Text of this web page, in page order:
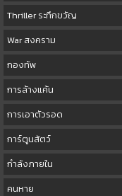
Thriller ระทึกขวัญ
War สงคราม
กองทัพ
การล้างแค้น
การเอาตัวรอด
การ์ตูนสัตว์
กำลังภายใน
คนหาย